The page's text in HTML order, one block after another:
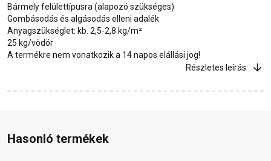
Bármely felülettípusra (alapozó szükséges)
Gombásodás és algásodás elleni adalék
Anyagszükséglet: kb. 2,5-2,8 kg/m²
25 kg/vödör
A termékre nem vonatkozik a 14 napos elállási jog!
Részletes leírás
Hasonló termékek